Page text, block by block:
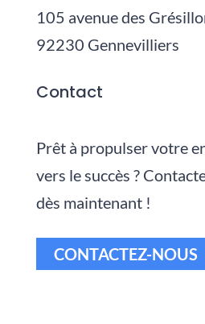
105 avenue des
92230 Gennevilliers
Contact
Prêt à propulser votre
vers le succès ?
dès maintenant !
CONTACTEZ-NOUS